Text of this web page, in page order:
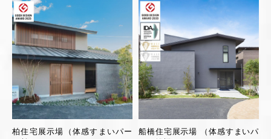
柏住宅展示場（体感すまいパー
船橋住宅展示場 （体感すまいパ